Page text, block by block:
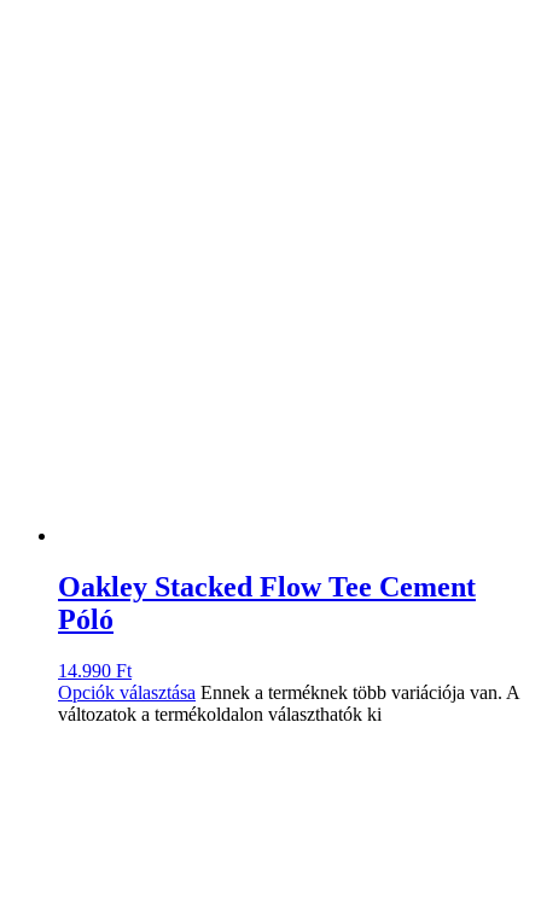
Oakley Stacked Flow Tee Cement
Póló
14.990 Ft
Opciók választása Ennek a terméknek több variációja van. A
változatok a termékoldalon választhatók ki